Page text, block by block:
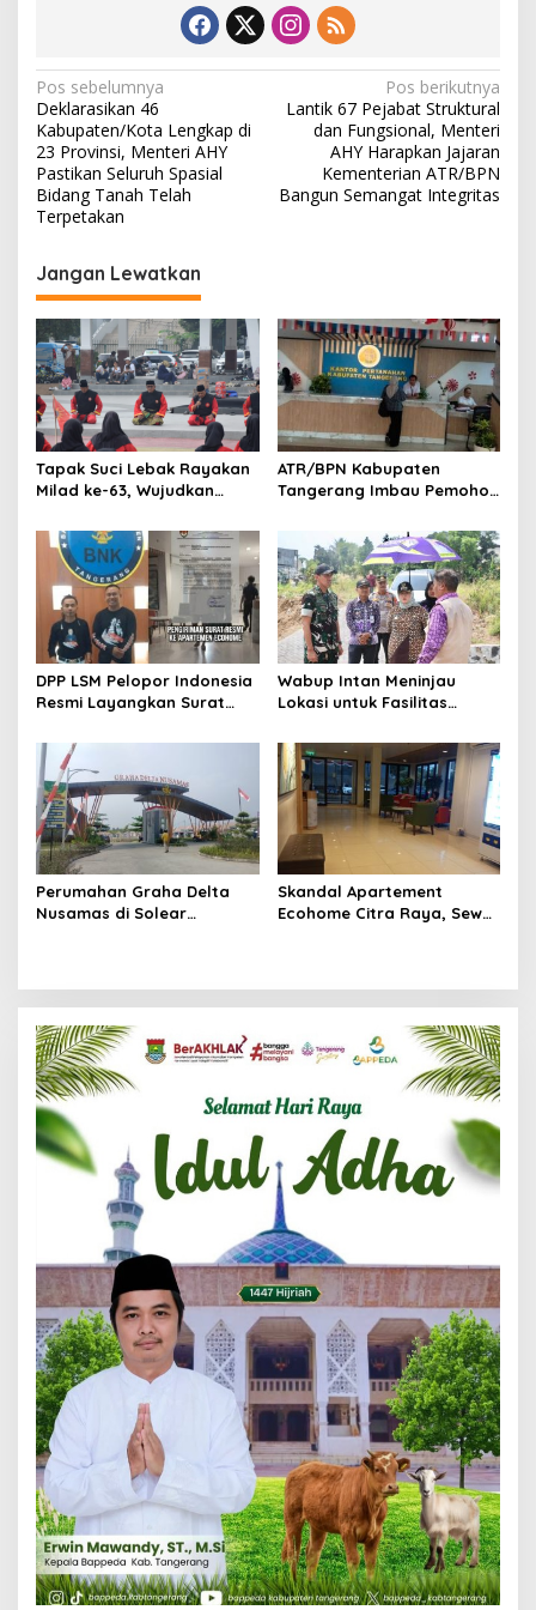
N
a
v
i
g
a
s
i
p
o
s
Pos sebelumnya
Deklarasikan 46
Kabupaten/Kota Lengkap di
23 Provinsi, Menteri AHY
Pastikan Seluruh Spasial
Bidang Tanah Telah
Terpetakan
Pos berikutnya
Lantik 67 Pejabat Struktural
dan Fungsional, Menteri
AHY Harapkan Jajaran
Kementerian ATR/BPN
Bangun Semangat Integritas
Jangan Lewatkan
Tapak Suci Lebak Rayakan
Milad ke-63, Wujudkan
Menuju Kancah Dunia
ATR/BPN Kabupaten
Tangerang Imbau Pemohon
Berkas Mandek
DPP LSM Pelopor Indonesia
Resmi Layangkan Surat
Management Ecohome dan
BNK
Wabup Intan Meninjau
Lokasi untuk Fasilitas
Tigaraksa
Perumahan Graha Delta
Nusamas di Solear
Skandal Apartement
Ecohome Citra Raya, Sewa